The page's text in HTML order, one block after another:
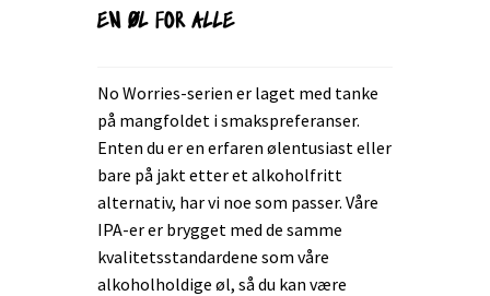
EN ØL FOR ALLE
No Worries-serien er laget med tanke
på mangfoldet i smakspreferanser.
Enten du er en erfaren ølentusiast eller
bare på jakt etter et alkoholfritt
alternativ, har vi noe som passer. Våre
IPA-er er brygget med de samme
kvalitetsstandardene som våre
alkoholholdige øl, så du kan være